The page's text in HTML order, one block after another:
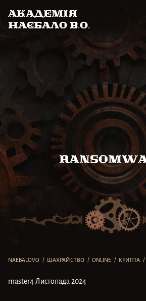
Академія
Наєбало В.О.
NAEBALOVO / ШАХРАЙСТВО / ONLINE / КРИПТА /
master4 Листопада 2024